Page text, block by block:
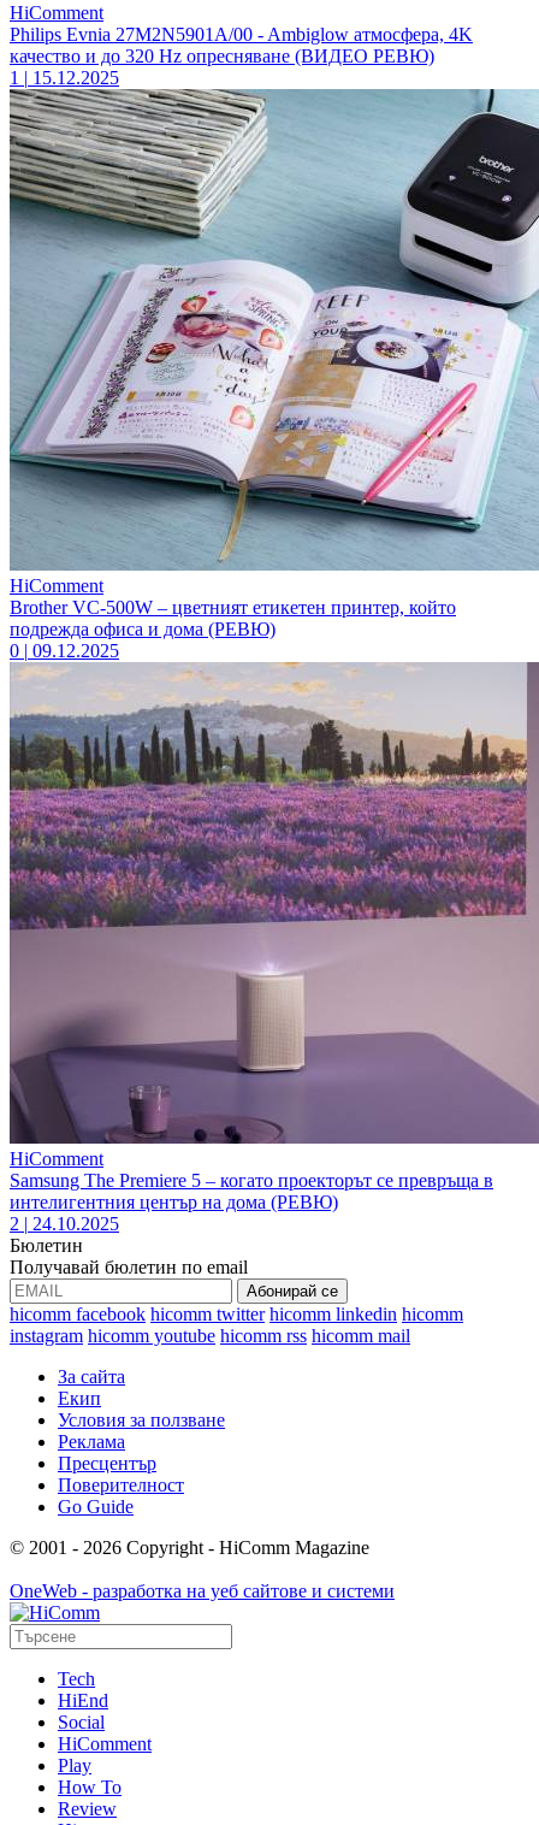
HiComment
Philips Evnia 27M2N5901A/00 - Ambiglow атмосфера, 4K
качество и до 320 Hz опресняване (ВИДЕО РЕВЮ)
1 | 15.12.2025
HiComment
Brother VC-500W – цветният етикетен принтер, който
подрежда офиса и дома (РЕВЮ)
0 | 09.12.2025
HiComment
Samsung The Premiere 5 – когато проекторът се превръща в
интелигентния център на дома (РЕВЮ)
2 | 24.10.2025
Бюлетин
Получавай бюлетин по email
hicomm facebook hicomm twitter hicomm linkedin hicomm
instagram hicomm youtube hicomm rss hicomm mail
За сайта
Екип
Условия за ползване
Реклама
Пресцентър
Поверителност
Go Guide
© 2001 - 2026 Copyright - HiComm Magazine
OneWeb - разработка на уеб сайтове и системи
Tech
HiEnd
Social
HiComment
Play
How To
Review